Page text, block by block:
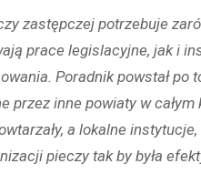
zastępczej potrzebuje
prace legislacyjne, jak i
Poradnik powstał po
przez inne powiaty w
a lokalne
pieczy tak by była